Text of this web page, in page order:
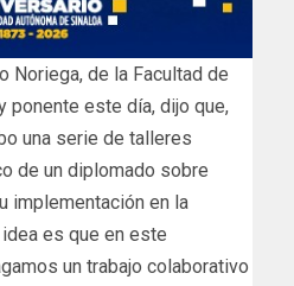
Noriega, de la Facultad de
ponente este día, dijo que,
una serie de talleres
de un diplomado sobre
implementación en la
es que en este
un trabajo colaborativo